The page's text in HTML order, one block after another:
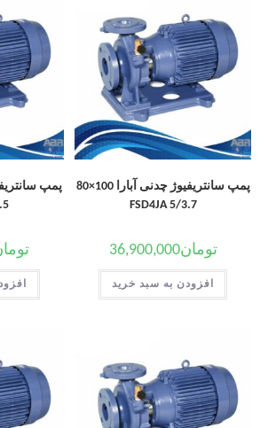
پمپ سانتریفیوژ چدنی آبارا 100×80
FSD4JA 5/3.7
تومان36,900,000
افزودن به سبد خرید